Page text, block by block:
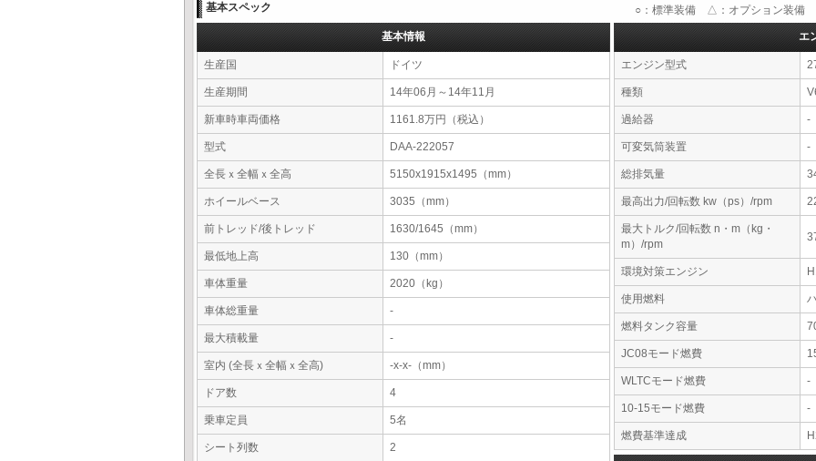
基本スペック ○：標準装備 △：オプション装備 -
基本情報
生産国 ドイツ
生産期間 14年06月～14年11月
新車時車両価格 1161.8万円（税込）
型式 DAA-222057
全長ｘ全幅ｘ全高 5150x1915x1495（mm）
ホイールベース 3035（mm）
前トレッド/後トレッド 1630/1645（mm）
最低地上高 130（mm）
車体重量 2020（kg）
車体総重量 -
最大積載量 -
室内 (全長ｘ全幅ｘ全高) -x-x-（mm）
ドア数 4
乗車定員 5名
シート列数 2
エ
エンジン型式
種類
過給器 -
可変気筒装置 -
総排気量
最高出力/回転数 kw（ps）/rpm
最大トルク/回転数 n・m（kg・
m）/rpm
環境対策エンジン
使用燃料
燃料タンク容量
JC08モード燃費
WLTCモード燃費 -
10-15モード燃費 -
燃費基準達成